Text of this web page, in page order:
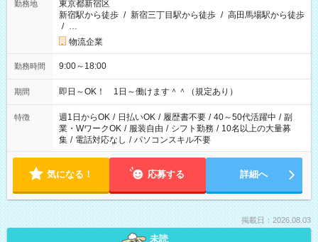
勤務地
東京都新宿区
新宿駅から徒歩 / 新宿三丁目駅から徒歩 / 高田馬場駅から徒歩
/ …
物流企業
勤務時間 9:00～18:00
期間 即日～OK！ 1日～働けます＾＾（規定あり）
特徴 週1日からOK / 日払いOK / 履歴書不要 / 40～50代活躍中 / 副
業・WワークOK / 服装自由 / シフト勤務 / 10名以上の大量募
集 / 電話対応なし / パソコンスキル不要
気になる！ 応募する 詳細へ
掲載日：2026.08.03
未読